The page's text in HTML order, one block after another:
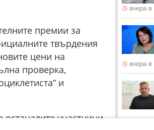
премии за
твърдения
цени на
проверка,
и
останалите участници
вчера
вчера